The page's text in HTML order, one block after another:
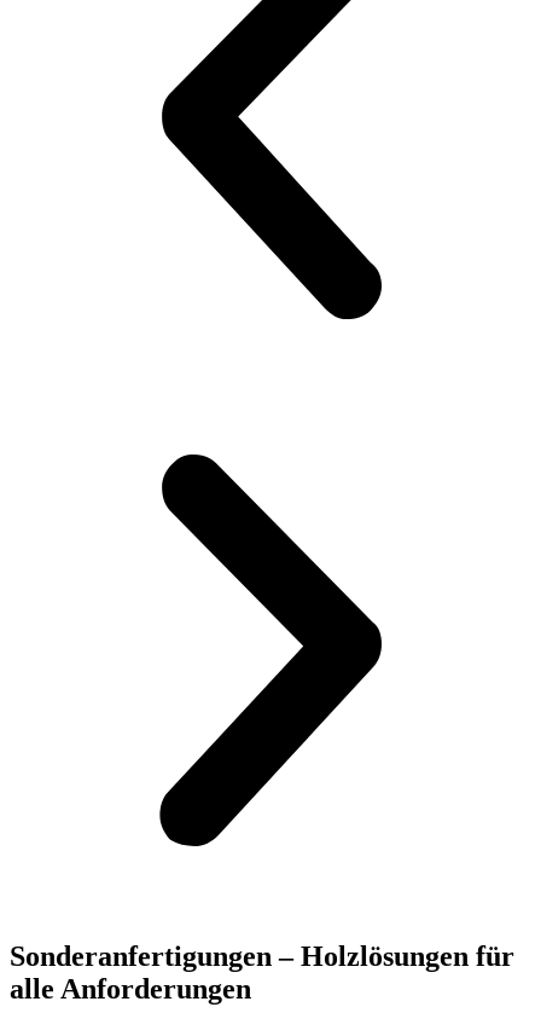
Sonderanfertigungen – Holzlösungen für
alle Anforderungen